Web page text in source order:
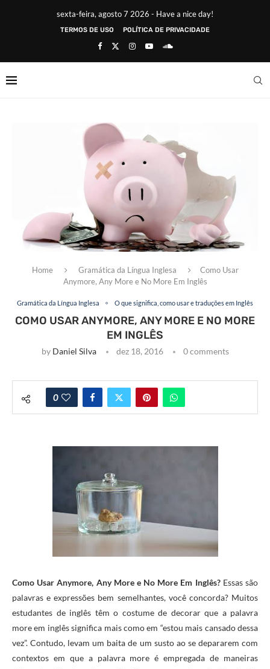
sexta-feira, agosto 7 2026 - Have a nice day!
TERMOS DE USO POLÍTICA DE PRIVACIDADE
Home Gramática da Língua Inglesa
Como Usar
Anymore, Any More e No More Em Inglês
Gramática da Língua Inglesa O que significa, como usar e traduções em Inglês
COMO USAR ANYMORE, ANY MORE E NO MORE
EM INGLÊS
by Daniel Silva dez 18, 2016 0 comments
0
Como Usar Anymore, Any More e No More Em Inglês? Essas são
palavras e expressões bem semelhantes, você concorda? Muitos
estudantes de inglês têm o costume de decorar que a palavra
more em inglês significa mais como em “estou mais cansado dessa
vez”. Contudo, levam um baita de um susto ao se depararem com
contextos em que a palavra more é empregada de maneiras